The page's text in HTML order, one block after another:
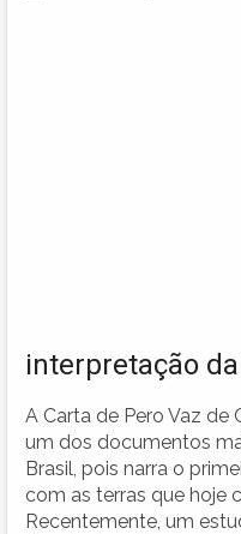
interpretação
A Carta de Pero Vaz de
um dos documentos
Brasil, pois narra o
com as terras que hoje
Recentemente, um